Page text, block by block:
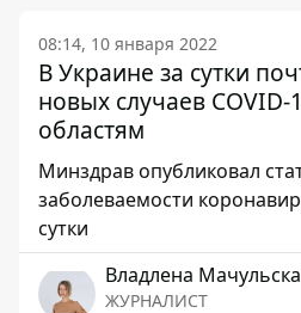
08:14, 10 января 2022
В Украине за сутки
новых случаев COVID-
областям
Минздрав опубликовал
заболеваемости
сутки
Владлена
ЖУРНАЛИСТ